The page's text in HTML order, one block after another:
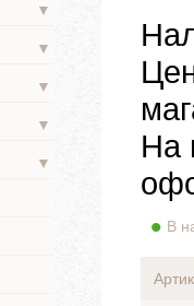
▼
▼
▼
▼
▼
На
В